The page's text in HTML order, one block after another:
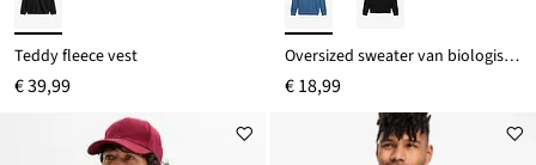
Teddy fleece vest
€ 39,99
Oversized sweater van biologisch katoen
€ 18,99